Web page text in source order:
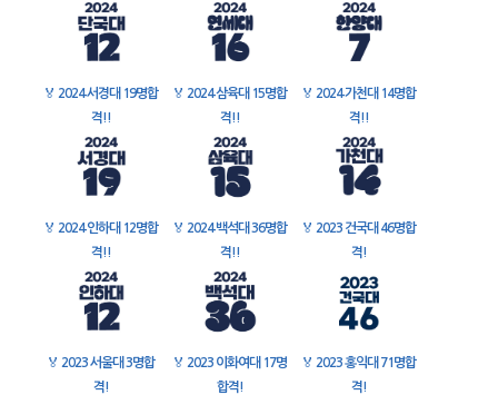
🏅 2024 서경대 19명합
격!!
🏅 2024 삼육대 15명합
격!!
🏅 2024 가천대 14명합
격!!
🏅 2024 인하대 12명합
격!!
🏅 2024 백석대 36명합
격!!
🏅 2023 건국대 46명합
격!
🏅 2023 서울대 3명합
격!
🏅 2023 이화여대 17명
합격!
🏅 2023 홍익대 71명합
격!